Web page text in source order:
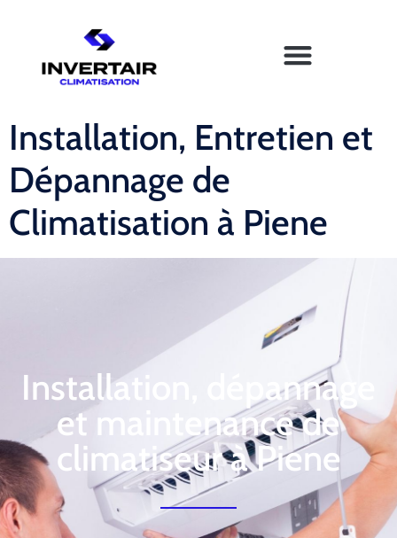
Installation, Entretien et
Dépannage de
Climatisation à Piene
Installation, dépannage
et maintenance de
climatiseur à Piene